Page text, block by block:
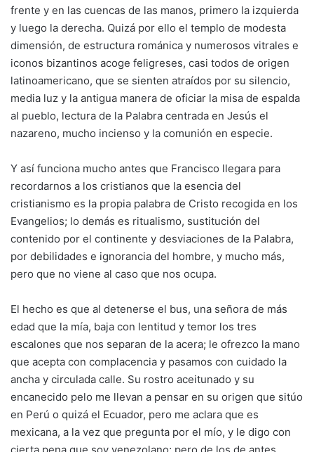
frente y en las cuencas de las manos, primero la izquierda
y luego la derecha. Quizá por ello el templo de modesta
dimensión, de estructura románica y numerosos vitrales e
iconos bizantinos acoge feligreses, casi todos de origen
latinoamericano, que se sienten atraídos por su silencio,
media luz y la antigua manera de oficiar la misa de espalda
al pueblo, lectura de la Palabra centrada en Jesús el
nazareno, mucho incienso y la comunión en especie.
Y así funciona mucho antes que Francisco llegara para
recordarnos a los cristianos que la esencia del
cristianismo es la propia palabra de Cristo recogida en los
Evangelios; lo demás es ritualismo, sustitución del
contenido por el continente y desviaciones de la Palabra,
por debilidades e ignorancia del hombre, y mucho más,
pero que no viene al caso que nos ocupa.
El hecho es que al detenerse el bus, una señora de más
edad que la mía, baja con lentitud y temor los tres
escalones que nos separan de la acera; le ofrezco la mano
que acepta con complacencia y pasamos con cuidado la
ancha y circulada calle. Su rostro aceitunado y su
encanecido pelo me llevan a pensar en su origen que sitúo
en Perú o quizá el Ecuador, pero me aclara que es
mexicana, a la vez que pregunta por el mío, y le digo con